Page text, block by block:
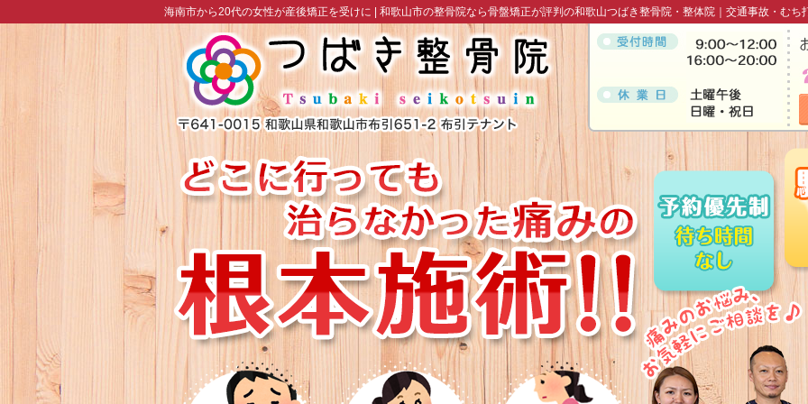
海南市から20代の女性が産後矯正を受けに | 和歌山市の整骨院なら骨盤矯正が評判の和歌山つばき整骨院・整体院｜交通事故・むち